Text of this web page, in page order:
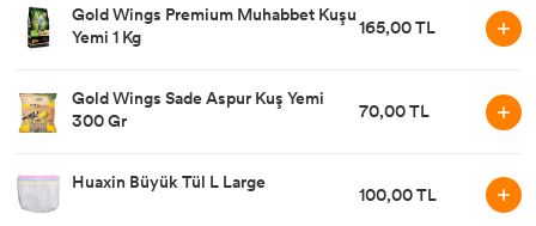
Gold Wings Premium Muhabbet Kuşu
Yemi 1 Kg
165,00 TL
Gold Wings Sade Aspur Kuş Yemi
300 Gr
70,00 TL
Huaxin Büyük Tül L Large
100,00 TL